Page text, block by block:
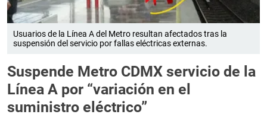
Usuarios de la Línea A del Metro resultan afectados tras la
suspensión del servicio por fallas eléctricas externas.
Suspende Metro CDMX servicio de la
Línea A por “variación en el
suministro eléctrico”